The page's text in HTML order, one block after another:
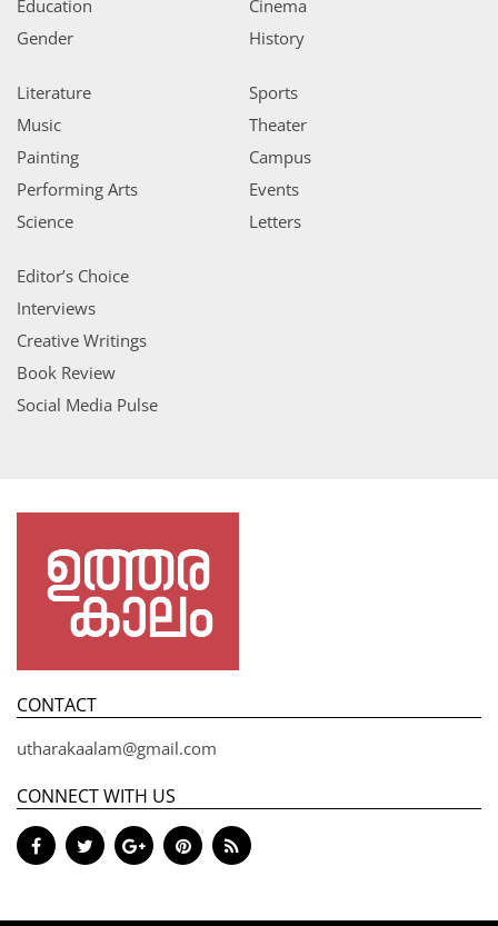
Education
Gender
Cinema
History
Literature
Music
Painting
Performing Arts
Science
Sports
Theater
Campus
Events
Letters
Editor’s Choice
Interviews
Creative Writings
Book Review
Social Media Pulse
CONTACT
utharakaalam@gmail.com
CONNECT WITH US